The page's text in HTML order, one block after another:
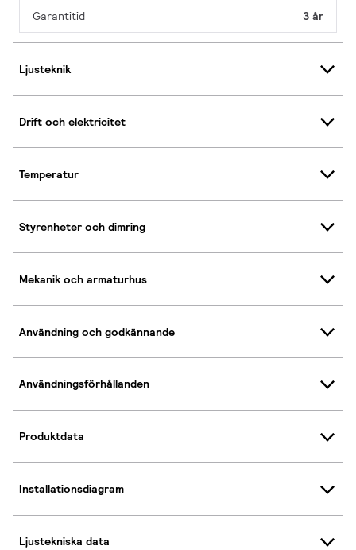
Garantitid 3 år
Ljusteknik
Drift och elektricitet
Temperatur
Styrenheter och dimring
Mekanik och armaturhus
Användning och godkännande
Användningsförhållanden
Produktdata
Installationsdiagram
Ljustekniska data